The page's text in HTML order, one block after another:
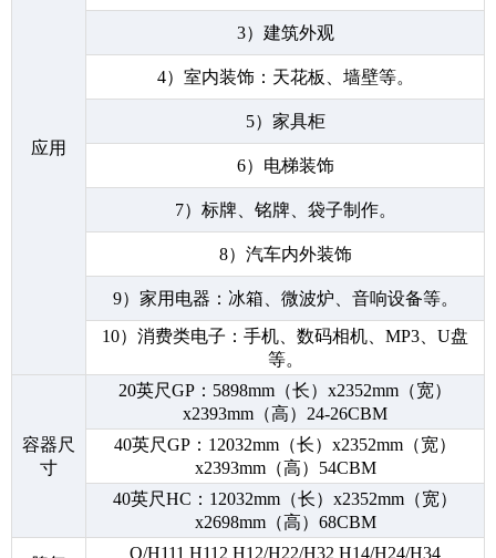
应用
3）建筑外观
4）室内装饰：天花板、墙壁等。
5）家具柜
6）电梯装饰
7）标牌、铭牌、袋子制作。
8）汽车内外装饰
9）家用电器：冰箱、微波炉、音响设备等。
10）消费类电子：手机、数码相机、MP3、U盘
等。
容器尺
寸
20英尺GP：5898mm（长）x2352mm（宽）
x2393mm（高）24-26CBM
40英尺GP：12032mm（长）x2352mm（宽）
x2393mm（高）54CBM
40英尺HC：12032mm（长）x2352mm（宽）
x2698mm（高）68CBM
O/H111 H112 H12/H22/H32 H14/H24/H34